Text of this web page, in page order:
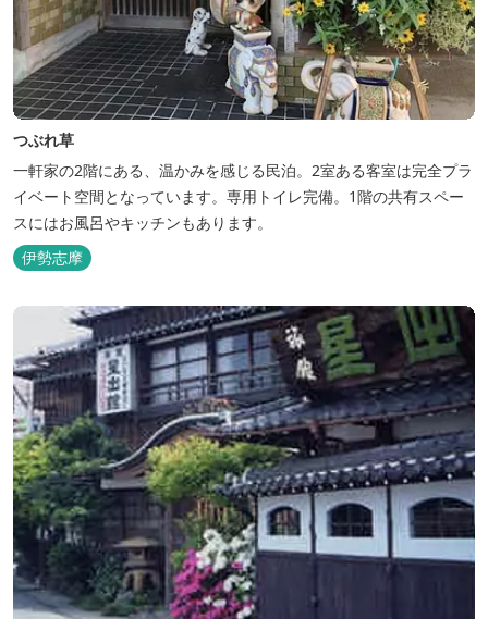
つぶれ草
一軒家の2階にある、温かみを感じる民泊。2室ある客室は完全プラ
イベート空間となっています。専用トイレ完備。1階の共有スペー
スにはお風呂やキッチンもあります。
伊勢志摩